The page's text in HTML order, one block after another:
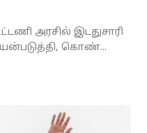
அரசில் இடதுசாரி
கொண்...